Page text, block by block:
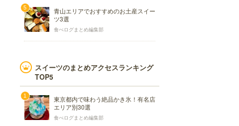
青山エリアでおすすめのお土産スイー
ツ3選
食べログまとめ編集部
スイーツのまとめアクセスランキング
TOP5
東京都内で味わう絶品かき氷！有名店
エリア別30選
食べログまとめ編集部